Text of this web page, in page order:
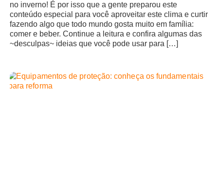
no inverno! É por isso que a gente preparou este
conteúdo especial para você aproveitar este clima e curtir
fazendo algo que todo mundo gosta muito em família:
comer e beber. Continue a leitura e confira algumas das
~desculpas~ ideias que você pode usar para […]